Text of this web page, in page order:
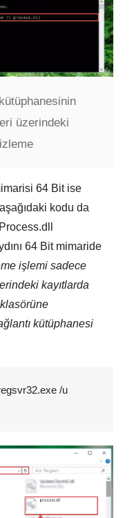
üzerindeki
64 Bitise
kodu da
Process.dll
64 Bitmimaride
işlemi sadece
kayıtlarda
klasörüne
kütüphanesi
/u